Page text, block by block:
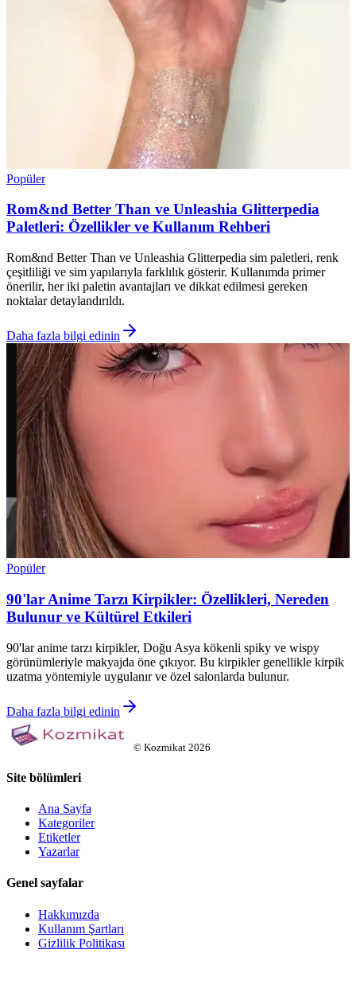
Popüler
Rom&nd Better Than ve Unleashia Glitterpedia
Paletleri: Özellikler ve Kullanım Rehberi
Rom&nd Better Than ve Unleashia Glitterpedia sim paletleri, renk
çeşitliliği ve sim yapılarıyla farklılık gösterir. Kullanımda primer
önerilir, her iki paletin avantajları ve dikkat edilmesi gereken
noktalar detaylandırıldı.
Daha fazla bilgi edinin
Popüler
90'lar Anime Tarzı Kirpikler: Özellikleri, Nereden
Bulunur ve Kültürel Etkileri
90'lar anime tarzı kirpikler, Doğu Asya kökenli spiky ve wispy
görünümleriyle makyajda öne çıkıyor. Bu kirpikler genellikle kirpik
uzatma yöntemiyle uygulanır ve özel salonlarda bulunur.
Daha fazla bilgi edinin
© Kozmikat 2026
Site bölümleri
Ana Sayfa
Kategoriler
Etiketler
Yazarlar
Genel sayfalar
Hakkımızda
Kullanım Şartları
Gizlilik Politikası